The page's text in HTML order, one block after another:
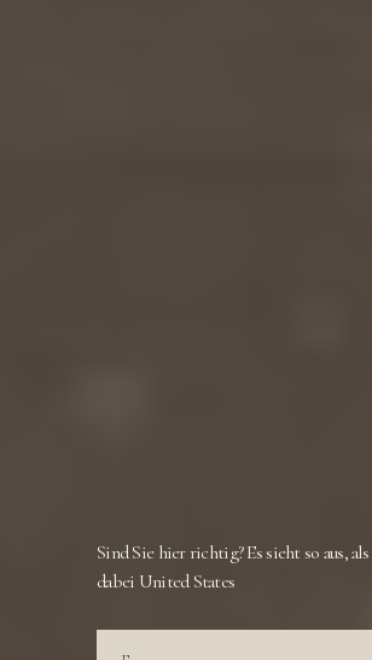
Sind Sie hier richtig? Es sieht so aus,
dabei United States